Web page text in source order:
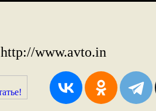
http://www.avto.in